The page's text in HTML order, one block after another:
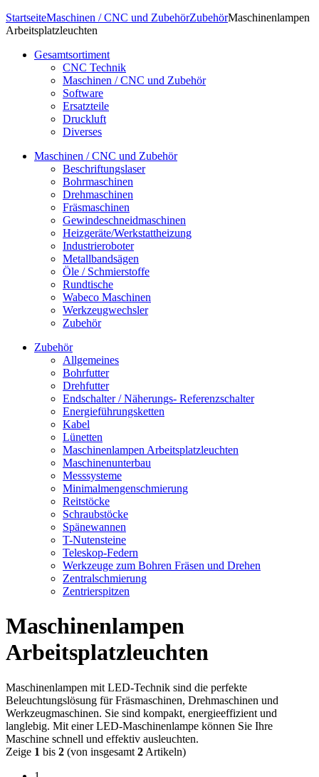
StartseiteMaschinen / CNC und ZubehörZubehörMaschinenlampen
Arbeitsplatzleuchten
Gesamtsortiment
CNC Technik
Maschinen / CNC und Zubehör
Software
Ersatzteile
Druckluft
Diverses
Maschinen / CNC und Zubehör
Beschriftungslaser
Bohrmaschinen
Drehmaschinen
Fräsmaschinen
Gewindeschneidmaschinen
Heizgeräte/Werkstattheizung
Industrieroboter
Metallbandsägen
Öle / Schmierstoffe
Rundtische
Wabeco Maschinen
Werkzeugwechsler
Zubehör
Zubehör
Allgemeines
Bohrfutter
Drehfutter
Endschalter / Näherungs- Referenzschalter
Energieführungsketten
Kabel
Lünetten
Maschinenlampen Arbeitsplatzleuchten
Maschinenunterbau
Messsysteme
Minimalmengenschmierung
Reitstöcke
Schraubstöcke
Spänewannen
T-Nutensteine
Teleskop-Federn
Werkzeuge zum Bohren Fräsen und Drehen
Zentralschmierung
Zentrierspitzen
Maschinenlampen
Arbeitsplatzleuchten
Maschinenlampen mit LED-Technik sind die perfekte
Beleuchtungslösung für Fräsmaschinen, Drehmaschinen und
Werkzeugmaschinen. Sie sind kompakt, energieeffizient und
langlebig. Mit einer LED-Maschinenlampe können Sie Ihre
Maschine schnell und effektiv ausleuchten.
Zeige 1 bis 2 (von insgesamt 2 Artikeln)